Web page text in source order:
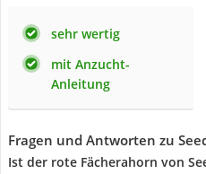
sehr wertig
mit Anzucht-
Anleitung
Fragen und Antworten zu
Ist der rote Fächerahorn von